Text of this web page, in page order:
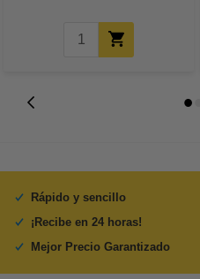
Rápido y sencillo
¡Recibe en 24 horas!
Mejor Precio Garantizado